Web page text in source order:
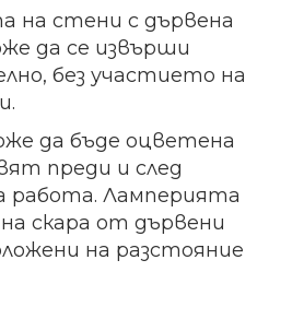
на стени с дървена
да се извърши
без участието на
да бъде оцветена
преди и след
работа. Ламперията
скара от дървени
на разстояние